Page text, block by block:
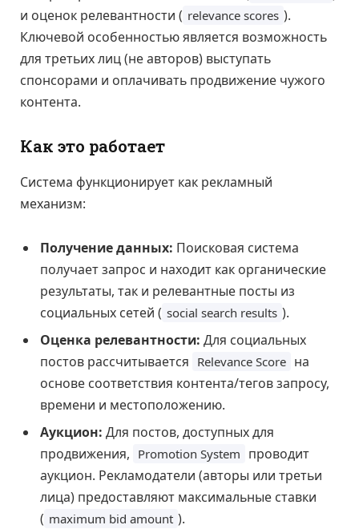
и оценок релевантности ( relevance scores ).
Ключевой особенностью является возможность
для третьих лиц (не авторов) выступать
спонсорами и оплачивать продвижение чужого
контента.
Как это работает
Система функционирует как рекламный
механизм:
Получение данных: Поисковая система
получает запрос и находит как органические
результаты, так и релевантные посты из
социальных сетей ( social search results ).
Оценка релевантности: Для социальных
постов рассчитывается Relevance Score на
основе соответствия контента/тегов запросу,
времени и местоположению.
Аукцион: Для постов, доступных для
продвижения, Promotion System проводит
аукцион. Рекламодатели (авторы или третьи
лица) предоставляют максимальные ставки
( maximum bid amount ).